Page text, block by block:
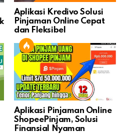
Aplikasi Kredivo Solusi
Pinjaman Online Cepat
dan Fleksibel
Aplikasi Pinjaman Online
ShopeePinjam, Solusi
Finansial Nyaman